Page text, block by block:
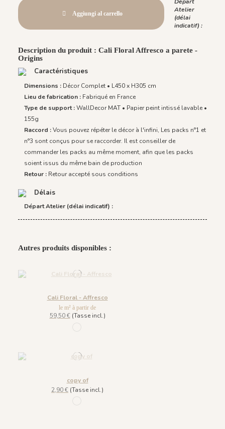
Aggiungi al carrello
Atelier
(délai
indicatif) :
Description du produit : Cali Floral Affresco a parete -
Origins
Caractéristiques
Dimensions : Décor Complet • L450 x H305 cm
Lieu de fabrication : Fabriqué en France
Type de support :WallDecor MAT • Papier peint intissé lavable •
155g
Raccord :Vous pouvez répéter le décor à l'infini, Les packs n°1 et
n°3 sont conçus pour se raccorder. Il est conseiller de
commander les packs au même moment, afin que les packs
soient issus du même bain de production
Retour : Retour accepté sous conditions
Délais
Départ Atelier (délai indicatif) :
Autres produits disponibles :
Cali Floral - Affresco
le m² à partir de
59,50 €(Tasse incl.)
copy of
2,90 € (Tasse incl.)